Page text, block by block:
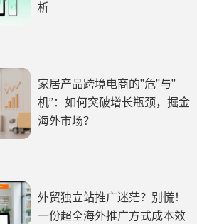
析
家居产品跨境电商的”危”与”
机”：如何突破增长瓶颈，掘金
海外市场？
外贸独立站推广迷茫？别慌！
一份超全海外推广方式成本效